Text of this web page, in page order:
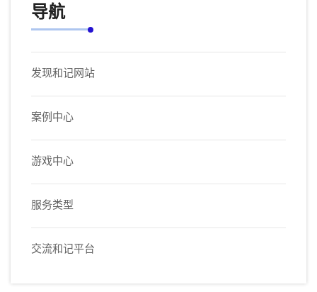
导航
发现和记网站
案例中心
游戏中心
服务类型
交流和记平台